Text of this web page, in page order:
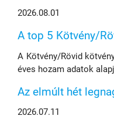
2026.08.01
A top 5 Kötvény/
A Kötvény/Rövid
éves hozam adatok
Az elmúlt hét
2026.07.11